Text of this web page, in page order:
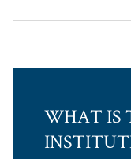
WHAT IS